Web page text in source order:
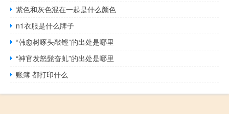
紫色和灰色混在一起是什么颜色
n1衣服是什么牌子
“韩愈树啄头敲铿”的出处是哪里
“神官发怒髭奋虬”的出处是哪里
账簿 都打印什么